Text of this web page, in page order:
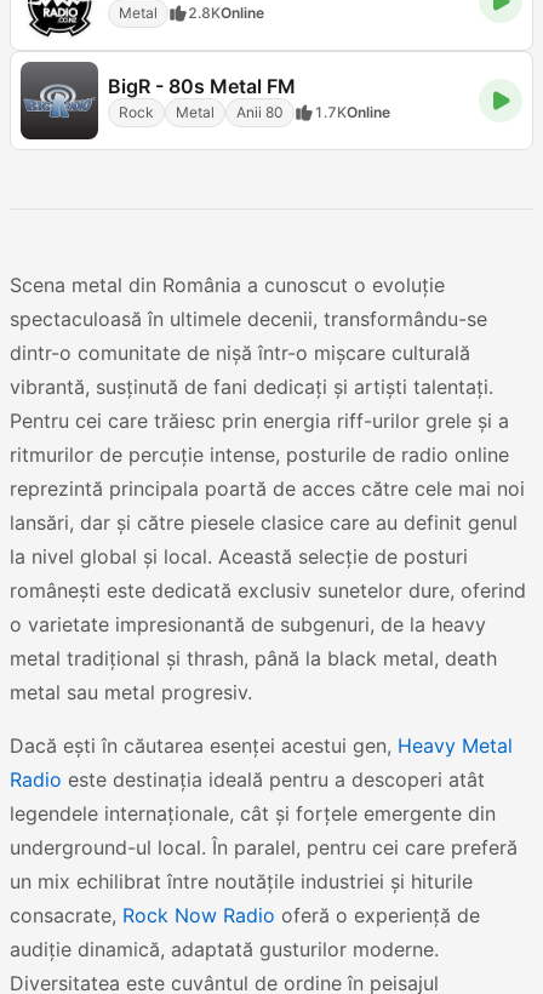
Metal 2.8KOnline
BigR - 80s Metal FM
Rock Metal Anii 80 1.7KOnline
Scena metal din România a cunoscut o evoluție
spectaculoasă în ultimele decenii, transformându-se
dintr-o comunitate de nișă într-o mișcare culturală
vibrantă, susținută de fani dedicați și artiști talentați.
Pentru cei care trăiesc prin energia riff-urilor grele și a
ritmurilor de percuție intense, posturile de radio online
reprezintă principala poartă de acces către cele mai noi
lansări, dar și către piesele clasice care au definit genul
la nivel global și local. Această selecție de posturi
românești este dedicată exclusiv sunetelor dure, oferind
o varietate impresionantă de subgenuri, de la heavy
metal tradițional și thrash, până la black metal, death
metal sau metal progresiv.
Dacă ești în căutarea esenței acestui gen, Heavy Metal
Radio este destinația ideală pentru a descoperi atât
legendele internaționale, cât și forțele emergente din
underground-ul local. În paralel, pentru cei care preferă
un mix echilibrat între noutățile industriei și hiturile
consacrate, Rock Now Radio oferă o experiență de
audiție dinamică, adaptată gusturilor moderne.
Diversitatea este cuvântul de ordine în peisajul